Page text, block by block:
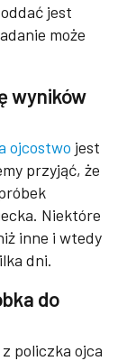
jest
może
wyników
ojcostwo jest
przyjąć, że
Niektóre
inne i wtedy
dni.
do
policzka ojca